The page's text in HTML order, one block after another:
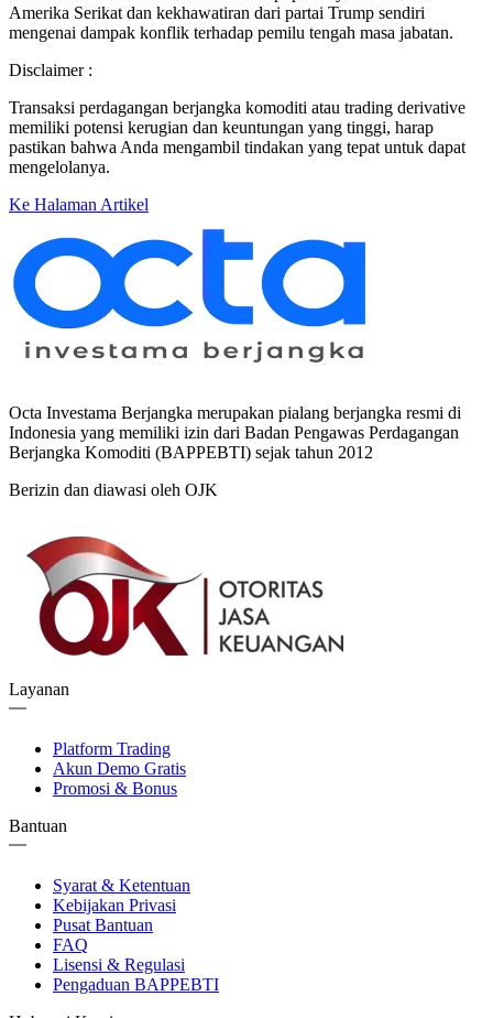
Amerika Serikat dan kekhawatiran dari partai Trump sendiri
mengenai dampak konflik terhadap pemilu tengah masa jabatan.
Disclaimer :
Transaksi perdagangan berjangka komoditi atau trading derivative
memiliki potensi kerugian dan keuntungan yang tinggi, harap
pastikan bahwa Anda mengambil tindakan yang tepat untuk dapat
mengelolanya.
Ke Halaman Artikel
Octa Investama Berjangka merupakan pialang berjangka resmi di
Indonesia yang memiliki izin dari Badan Pengawas Perdagangan
Berjangka Komoditi (BAPPEBTI) sejak tahun 2012
Berizin dan diawasi oleh OJK
Layanan
Platform Trading
Akun Demo Gratis
Promosi & Bonus
Bantuan
Syarat & Ketentuan
Kebijakan Privasi
Pusat Bantuan
FAQ
Lisensi & Regulasi
Pengaduan BAPPEBTI